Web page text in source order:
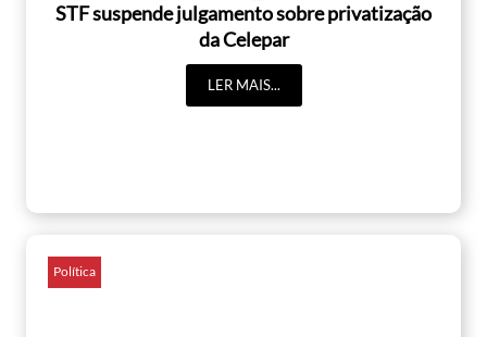
STF suspende julgamento sobre privatização
da Celepar
LER MAIS...
Política